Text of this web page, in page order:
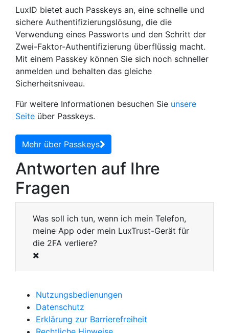
LuxID bietet auch Passkeys an, eine schnelle und
sichere Authentifizierungslösung, die die
Verwendung eines Passworts und den Schritt der
Zwei-Faktor-Authentifizierung überflüssig macht.
Mit einem Passkey können Sie sich noch schneller
anmelden und behalten das gleiche
Sicherheitsniveau.
Für weitere Informationen besuchen Sie unsere
Seite über Passkeys.
Mehr über Passkeys
Antworten auf Ihre
Fragen
Was soll ich tun, wenn ich mein Telefon,
meine App oder mein LuxTrust-Gerät für
die 2FA verliere?
Nutzungsbedienungen
Datenschutz
Erklärung zur Barrierefreiheit